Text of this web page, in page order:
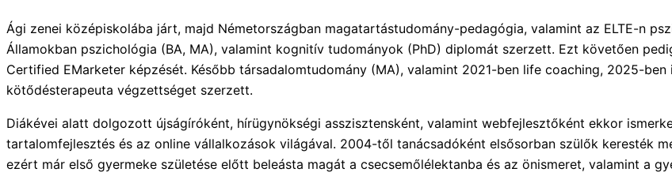
Ági zenei középiskolába járt, majd Németországban magatartástudomány-pedagógia, valamint az ELTE-n
Államokban pszichológia (BA, MA), valamint kognitív tudományok (PhD) diplomát szerzett. Ezt követően
Certified EMarketer képzését. Később társadalomtudomány (MA), valamint 2021-ben life coaching, 2025-
kötődésterapeuta végzettséget szerzett.
Diákévei alatt dolgozott újságíróként, hírügynökségi asszisztensként, valamint webfejlesztőként ekkor
tartalomfejlesztés és az online vállalkozások világával. 2004-től tanácsadóként elsősorban szülők keresték
ezért már első gyermeke születése előtt beleásta magát a csecsemőlélektanba és az önismeret, valamint a